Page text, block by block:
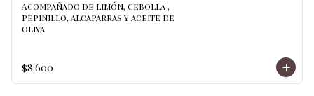
Acompañado de limón, cebolla ,
pepinillo, alcaparras y aceite de
oliva
$8.600